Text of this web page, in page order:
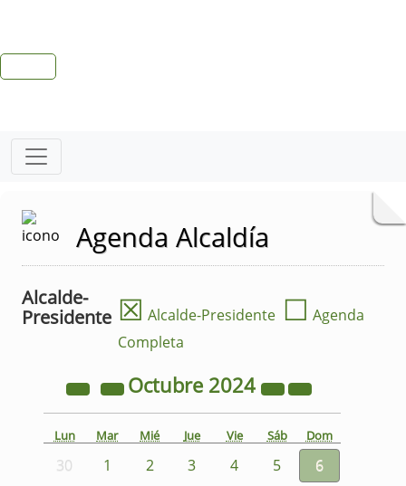
Agenda Alcaldía
Alcalde-
Presidente ☒ Alcalde-Presidente ☐ Agenda
Completa
Octubre 2024
Lun Mar Mié Jue Vie Sáb Dom
30 1 2 3 4 5
6